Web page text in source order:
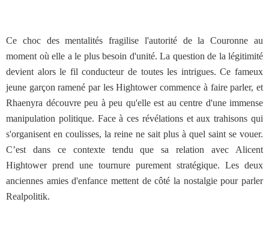
Ce choc des mentalités fragilise l'autorité de la Couronne au
moment où elle a le plus besoin d'unité. La question de la légitimité
devient alors le fil conducteur de toutes les intrigues. Ce fameux
jeune garçon ramené par les Hightower commence à faire parler, et
Rhaenyra découvre peu à peu qu'elle est au centre d'une immense
manipulation politique. Face à ces révélations et aux trahisons qui
s'organisent en coulisses, la reine ne sait plus à quel saint se vouer.
C’est dans ce contexte tendu que sa relation avec Alicent
Hightower prend une tournure purement stratégique. Les deux
anciennes amies d'enfance mettent de côté la nostalgie pour parler
Realpolitik.